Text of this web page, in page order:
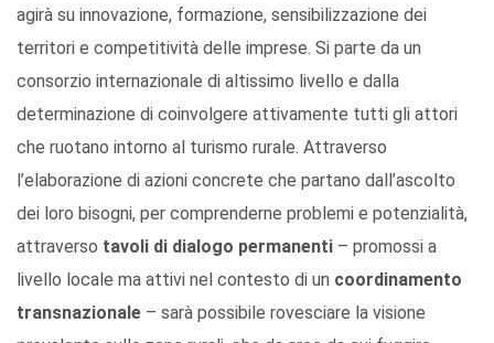
agirà su innovazione, formazione, sensibilizzazione dei
territori e competitività delle imprese. Si parte da un
consorzio internazionale di altissimo livello e dalla
determinazione di coinvolgere attivamente tutti gli attori
che ruotano intorno al turismo rurale. Attraverso
l’elaborazione di azioni concrete che partano dall’ascolto
dei loro bisogni, per comprenderne problemi e potenzialità,
attraverso tavoli di dialogo permanenti – promossi a
livello locale ma attivi nel contesto di un coordinamento
transnazionale – sarà possibile rovesciare la visione